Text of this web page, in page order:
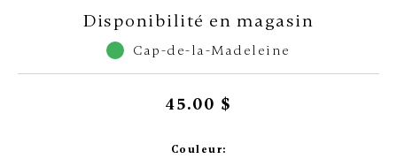
Disponibilité en magasin
Cap-de-la-Madeleine
45.00 $
Couleur: